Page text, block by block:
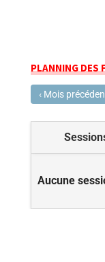
PLANNING DES
‹ Mois
Aucune